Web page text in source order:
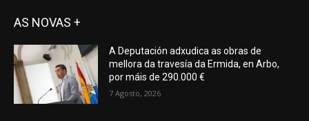
AS NOVAS +
A Deputación adxudica as obras de
mellora da travesía da Ermida, en Arbo,
por máis de 290.000 €
7 Agosto, 2026